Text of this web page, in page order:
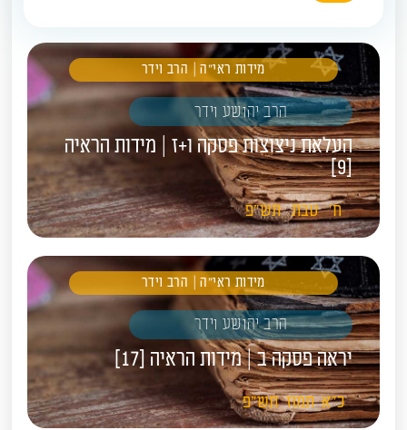
מידות ראי"ה | הרב וידר
הרב יהושע וידר
העלאת ניצוצות פסקה ו+ז | מידות הראיה
[9]
ח' טבת תש"פ
מידות ראי"ה | הרב וידר
הרב יהושע וידר
יראה פסקה ב | מידות הראיה [17]
כ"א תמוז תש"פ